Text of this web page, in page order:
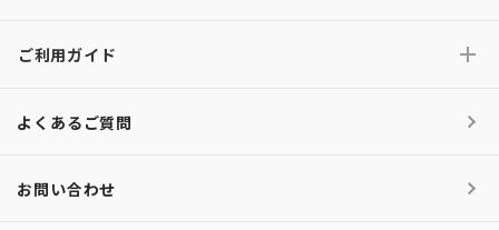
ご利用ガイド
よくあるご質問
お問い合わせ